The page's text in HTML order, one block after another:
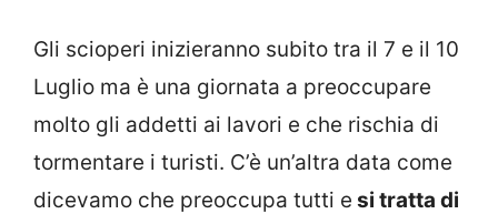
Gli scioperi inizieranno subito tra il 7 e il 10
Luglio ma è una giornata a preoccupare
molto gli addetti ai lavori e che rischia di
tormentare i turisti. C’è un’altra data come
dicevamo che preoccupa tutti e si tratta di